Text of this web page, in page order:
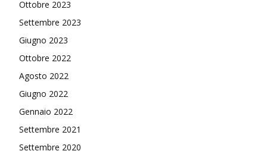
Ottobre 2023
Settembre 2023
Giugno 2023
Ottobre 2022
Agosto 2022
Giugno 2022
Gennaio 2022
Settembre 2021
Settembre 2020